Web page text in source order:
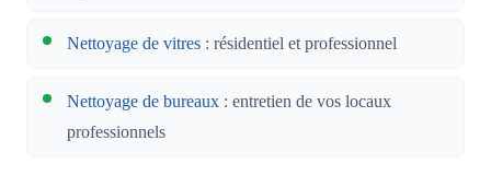
Nettoyage de vitres : résidentiel et professionnel
Nettoyage de bureaux : entretien de vos locaux
professionnels